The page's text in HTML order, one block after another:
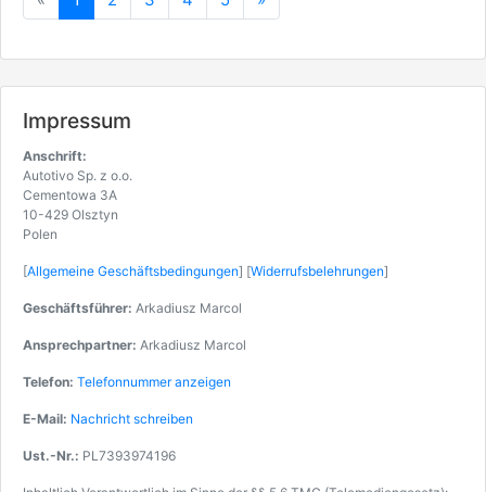
Impressum
Anschrift:
Autotivo Sp. z o.o.
Cementowa 3A
10-429 Olsztyn
Polen
[Allgemeine Geschäftsbedingungen] [Widerrufsbelehrungen]
Geschäftsführer: Arkadiusz Marcol
Ansprechpartner: Arkadiusz Marcol
Telefon: Telefonnummer anzeigen
E-Mail: Nachricht schreiben
Ust.-Nr.: PL7393974196